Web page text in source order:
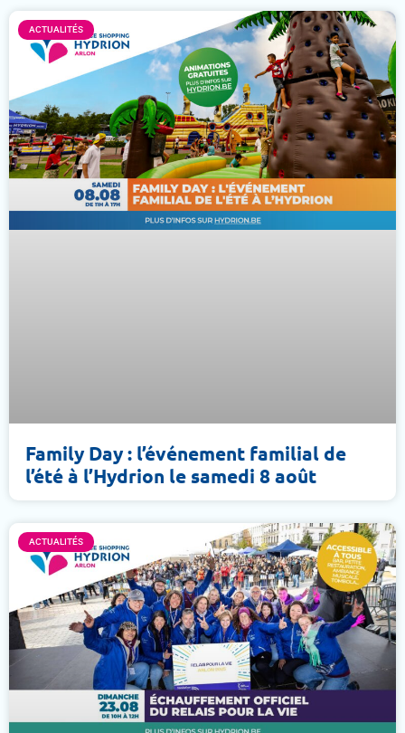
ACTUALITÉS
Family Day : l’événement familial de
l’été à l’Hydrion le samedi 8 août
ACTUALITÉS